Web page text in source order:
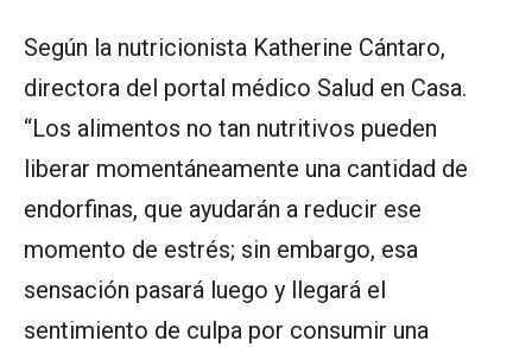
Según la nutricionista Katherine Cántaro,
directora del portal médico Salud en Casa.
“Los alimentos no tan nutritivos pueden
liberar momentáneamente una cantidad de
endorfinas, que ayudarán a reducir ese
momento de estrés; sin embargo, esa
sensación pasará luego y llegará el
sentimiento de culpa por consumir una